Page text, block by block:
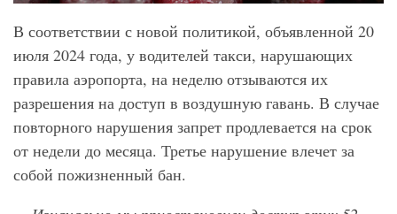
В соответствии с новой политикой, объявленной 20
июля 2024 года, у водителей такси, нарушающих
правила аэропорта, на неделю отзываются их
разрешения на доступ в воздушную гавань. В случае
повторного нарушения запрет продлевается на срок
от недели до месяца. Третье нарушение влечет за
собой пожизненный бан.